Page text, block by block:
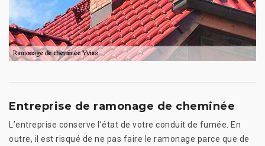
Entreprise de ramonage de cheminée
L’entreprise conserve l’état de votre conduit de fumée. En
outre, il est risqué de ne pas faire le ramonage parce que de